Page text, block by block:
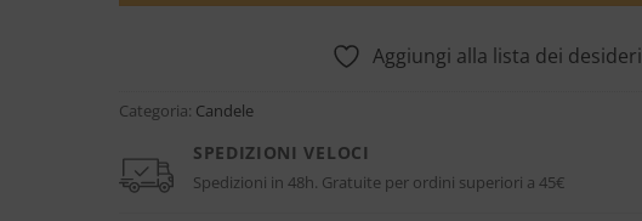
Aggiungi alla lista dei desideri
Categoria: Candele
SPEDIZIONI VELOCI
Spedizioni in 48h. Gratuite per ordini superiori a 45€